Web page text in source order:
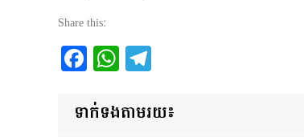
Share this:
Facebook
WhatsApp
ទាក់ទងតាមរយ៖